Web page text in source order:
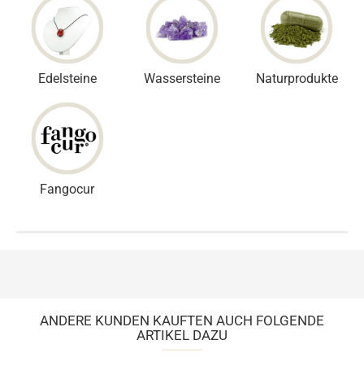
Edelsteine Wassersteine Naturprodukte
Fangocur
ANDERE KUNDEN KAUFTEN AUCH FOLGENDE
ARTIKEL DAZU